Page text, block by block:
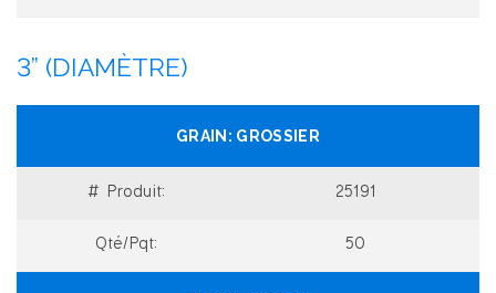
3” (DIAMÈTRE)
GROSSIER
25191
50